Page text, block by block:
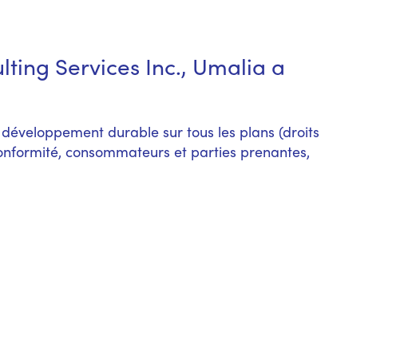
Services Inc., Umalia a
durable sur tous les plans (droits
consommateurs et parties prenantes,